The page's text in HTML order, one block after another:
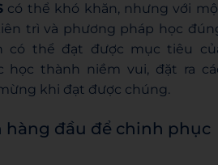
có thể khó khăn, nhưng với
trì và phương pháp học
có thể đạt được mục tiêu
học thành niềm vui, đặt ra
khi đạt được chúng.
hàng đầu để chinh phục